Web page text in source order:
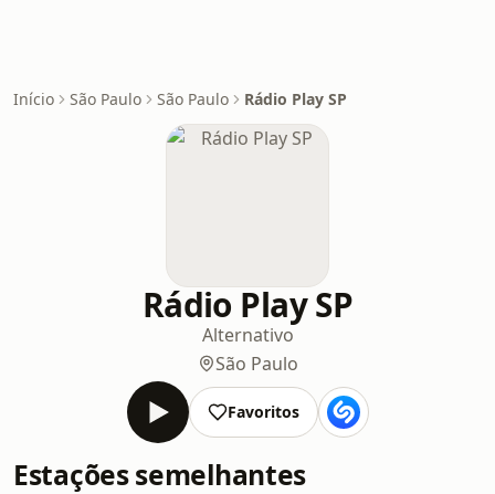
Início São Paulo São Paulo Rádio Play SP
Rádio Play SP
Alternativo
São Paulo
Favoritos
Estações semelhantes